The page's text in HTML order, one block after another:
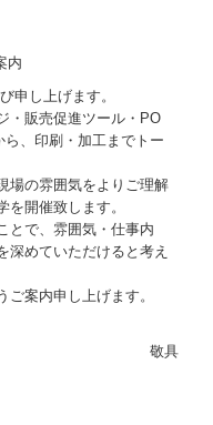
内
申し上げます。
・販売促進ツール・PO
、印刷・加工までトー
場の雰囲気をよりご理解
開催致します。
とで、雰囲気・仕事内
深めていただけると考え
案内申し上げます。
敬具